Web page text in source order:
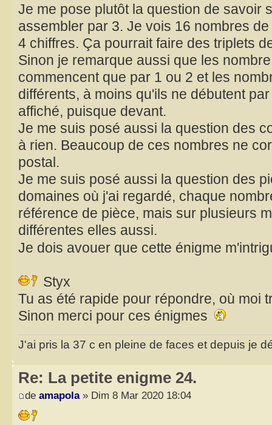
Je me pose plutôt la question de savoir
assembler par 3. Je vois 16 nombres
4 chiffres. Ça pourrait faire des triplets
Sinon je remarque aussi que les
commencent que par 1 ou 2 et les
différents, à moins qu'ils ne débutent
affiché, puisque devant.
Je me suis posé aussi la question des
à rien. Beaucoup de ces nombres ne
postal.
Je me suis posé aussi la question des
domaines où j'ai regardé, chaque
référence de pièce, mais sur plusieurs
différentes elles aussi.
Je dois avouer que cette énigme
Styx
Tu as été rapide pour répondre, où moi
Sinon merci pour ces énigmes
J'ai pris la 37 c en pleine de faces et depuis je
Re: La petite enigme 24.
de amapola» Dim 8 Mar 2020 18:04